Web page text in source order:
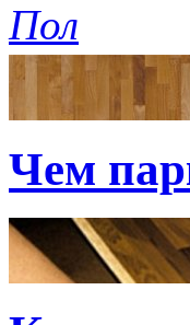
Пол
Чем